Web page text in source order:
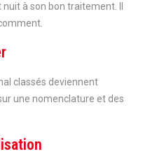
à son bon traitement. Il
classés deviennent
une nomenclature et des